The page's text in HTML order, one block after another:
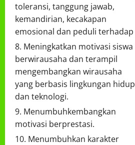
toleransi, tanggung jawab,
kemandirian, kecakapan
emosional dan peduli terhadap
Meningkatkan motivasi siswa
berwirausaha dan terampil
mengembangkan wirausaha
yang berbasis lingkungan hidup
dan teknologi.
Menumbuhkembangkan
motivasi berprestasi.
Menumbuhkan karakter